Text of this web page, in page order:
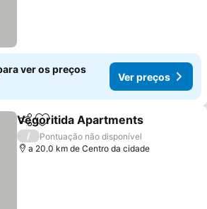
ver os preços
Ver preços
PartilharAdicionar aos favoritos
Vegoritida Apartments
/
Pontuação não disponível
a 20.0 km de Centro da cidade